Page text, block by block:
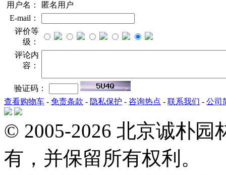
用户名：
匿名用户
E-mail：
评价等
级：
评论内
容：
验证码：
查看购物车 - 免责条款 - 隐私保护 - 咨询热点 - 联系我们 - 公司
© 2005-2026 北京诚朴园
有，并保留所有权利。